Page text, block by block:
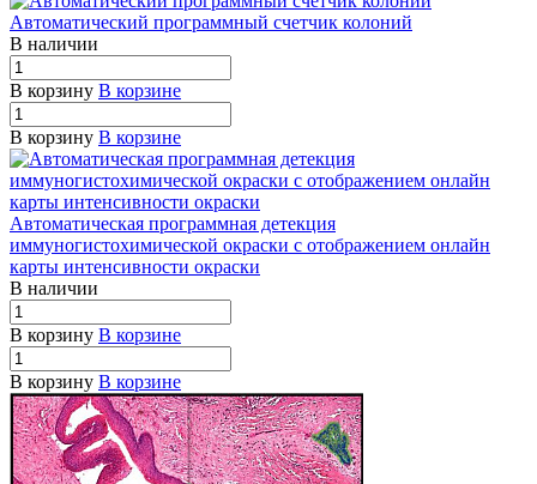
Автоматический программный счетчик колоний
В наличии
В корзину В корзине
В корзину В корзине
Автоматическая программная детекция
иммуногистохимической окраски с отображением онлайн
карты интенсивности окраски
В наличии
В корзину В корзине
В корзину В корзине